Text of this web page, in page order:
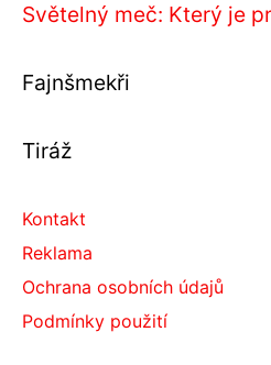
Světelný meč: Který je
Fajnšmekři
Tiráž
Kontakt
Reklama
Ochrana osobních údajů
Podmínky použití